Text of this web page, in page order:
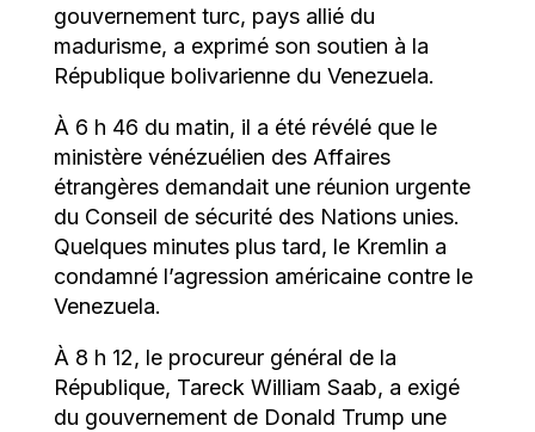
gouvernement turc, pays allié du
madurisme, a exprimé son soutien à la
République bolivarienne du Venezuela.
À 6 h 46 du matin, il a été révélé que le
ministère vénézuélien des Affaires
étrangères demandait une réunion urgente
du Conseil de sécurité des Nations unies.
Quelques minutes plus tard, le Kremlin a
condamné l’agression américaine contre le
Venezuela.
À 8 h 12, le procureur général de la
République, Tareck William Saab, a exigé
du gouvernement de Donald Trump une